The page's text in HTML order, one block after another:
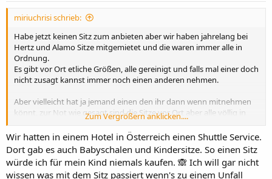
:
miriuchrisi schrieb:
Habe jetzt keinen Sitz zum anbieten aber wir haben jahrelang bei
Hertz und Alamo Sitze mitgemietet und die waren immer alle in
Ordnung.
Es gibt vor Ort etliche Größen, alle gereinigt und falls mal einer doch
nicht zusagt kannst immer noch einen anderen nehmen.
Aber vielleicht hat ja jemand einen den ihr dann wenn mitnehmen
könnt, zur Not wie gesagt sind die Sitze vor Ort aber alle völlig in
Zum Vergrößern anklicken....
Wir hatten in einem Hotel in Österreich einen Shuttle Service.
Dort gab es auch Babyschalen und Kindersitze. So einen Sitz
würde ich für mein Kind niemals kaufen. 🙈 Ich will gar nicht
wissen was mit dem Sitz passiert wenn's zu einem Unfall